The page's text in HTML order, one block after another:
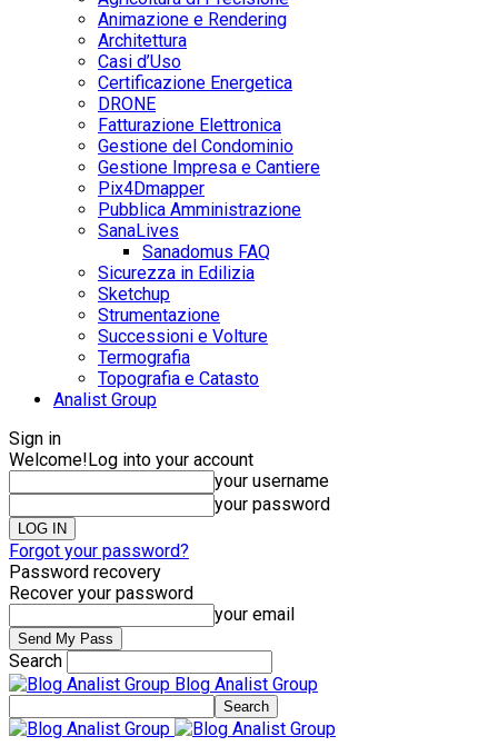
Animazione e Rendering
Architettura
Casi d’Uso
Certificazione Energetica
DRONE
Fatturazione Elettronica
Gestione del Condominio
Gestione Impresa e Cantiere
Pix4Dmapper
Pubblica Amministrazione
SanaLives
Sanadomus FAQ
Sicurezza in Edilizia
Sketchup
Strumentazione
Successioni e Volture
Termografia
Topografia e Catasto
Analist Group
Sign in
Welcome!Log into your account
your username
your password
Forgot your password?
Password recovery
Recover your password
your email
Search
Blog Analist Group